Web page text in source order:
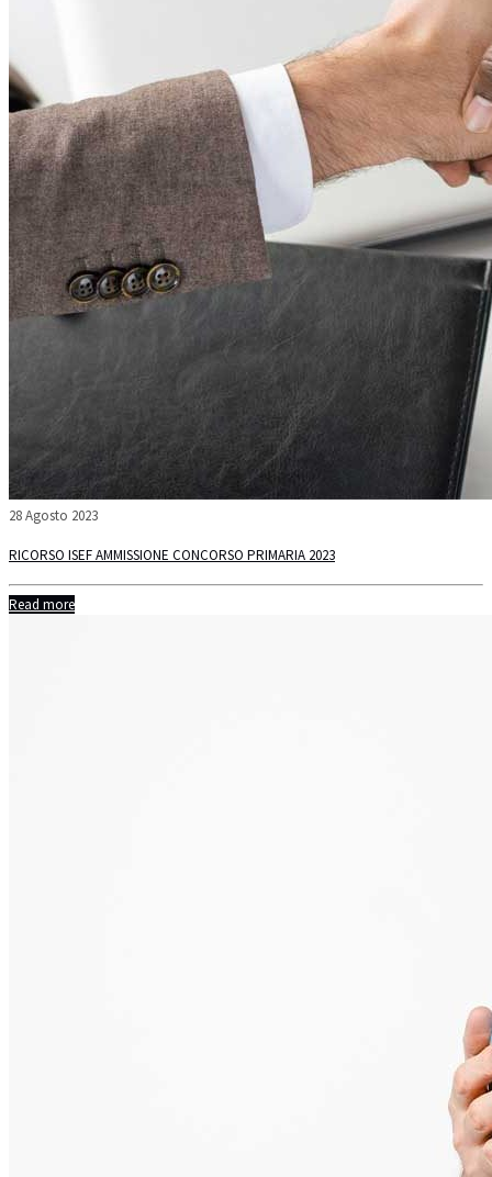
28 Agosto 2023
RICORSO ISEF AMMISSIONE CONCORSO PRIMARIA 2023
Read more